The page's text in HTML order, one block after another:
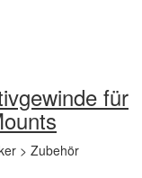
für
> Zubehör